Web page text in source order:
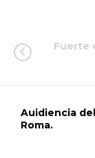
Fuerte
Auidiencia
Roma.